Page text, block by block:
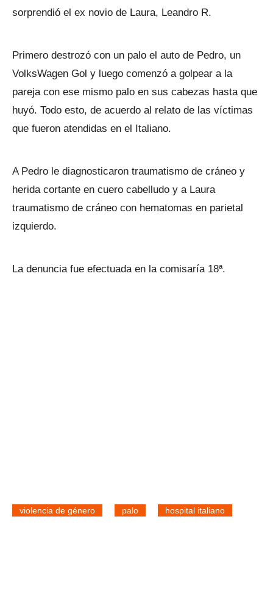
sorprendió el ex novio de Laura, Leandro R.
Primero destrozó con un palo el auto de Pedro, un
VolksWagen Gol y luego comenzó a golpear a la
pareja con ese mismo palo en sus cabezas hasta que
huyó. Todo esto, de acuerdo al relato de las víctimas
que fueron atendidas en el Italiano.
A Pedro le diagnosticaron traumatismo de cráneo y
herida cortante en cuero cabelludo y a Laura
traumatismo de cráneo con hematomas en parietal
izquierdo.
La denuncia fue efectuada en la comisaría 18ª.
violencia de género palo hospital italiano